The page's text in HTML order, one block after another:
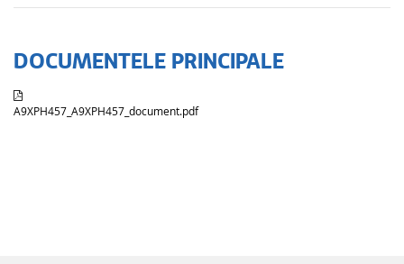
DOCUMENTELE PRINCIPALE
A9XPH457_A9XPH457_document.pdf